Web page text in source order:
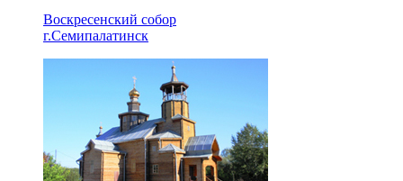
Воскресенский собор
г.Семипалатинск